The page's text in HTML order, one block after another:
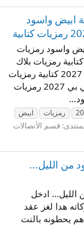
ابيض واسود
واسود رمزيات
كتابية 2027 رمزيات كتابية رمزيات بلاك
بيري كتابة 2027 , رمزيات جديدة للبي بي 2027 كتابية رمزيات
بلاك بيري كتابة 2027 , رمزيات جديدة للبي بي 2027 رمزيات
رمزيات
ابيض
قسم الأتصالات
من الليل...
الليل... ادخل
هدا لغز عقد
يحطونه بالنت